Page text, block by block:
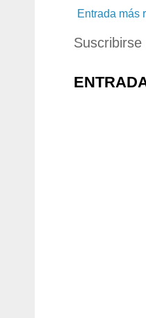
Entrada más
Suscribirse